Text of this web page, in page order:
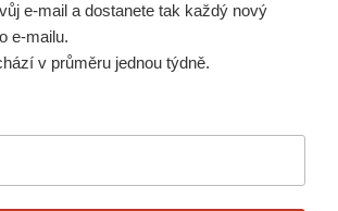
e-mail a dostanete tak každý nový
e-mailu.
v průměru jednou týdně.